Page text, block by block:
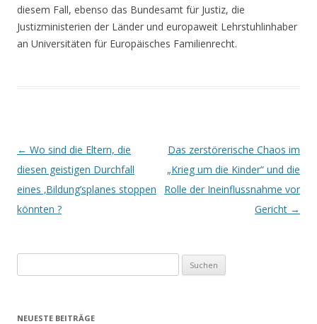
diesem Fall, ebenso das Bundesamt für Justiz, die
Justizministerien der Länder und europaweit Lehrstuhlinhaber
an Universitäten für Europäisches Familienrecht.
Beitrags-
Navigation
← Wo sind die Eltern, die
diesen geistigen Durchfall
eines ‚Bildung’splanes stoppen
könnten ?
Das zerstörerische Chaos im
„Krieg um die Kinder“ und die
Rolle der Ineinflussnahme vor
Gericht →
nach:
NEUESTE BEITRÄGE